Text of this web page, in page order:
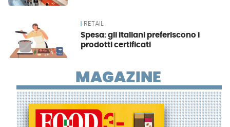
RETAIL
Spesa: gli italiani preferiscono i
prodotti certificati
MAGAZINE